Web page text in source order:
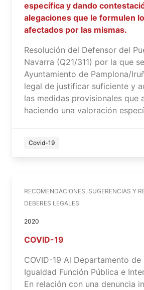
específica y dando
alegaciones que le formulen
afectados por las mismas.
Resolución del Defensor del
Navarra (Q21/311) por la que
Ayuntamiento de Pamplona/
legal de justificar suficiente y
las medidas provisionales que
haciendo una valoración
Covid-19
RECOMENDACIONES, SUGERENCIAS Y
DEBERES LEGALES
2020
COVID-19
COVID-19 Al Departamento de
Igualdad Función Pública e
En relación con una denuncia